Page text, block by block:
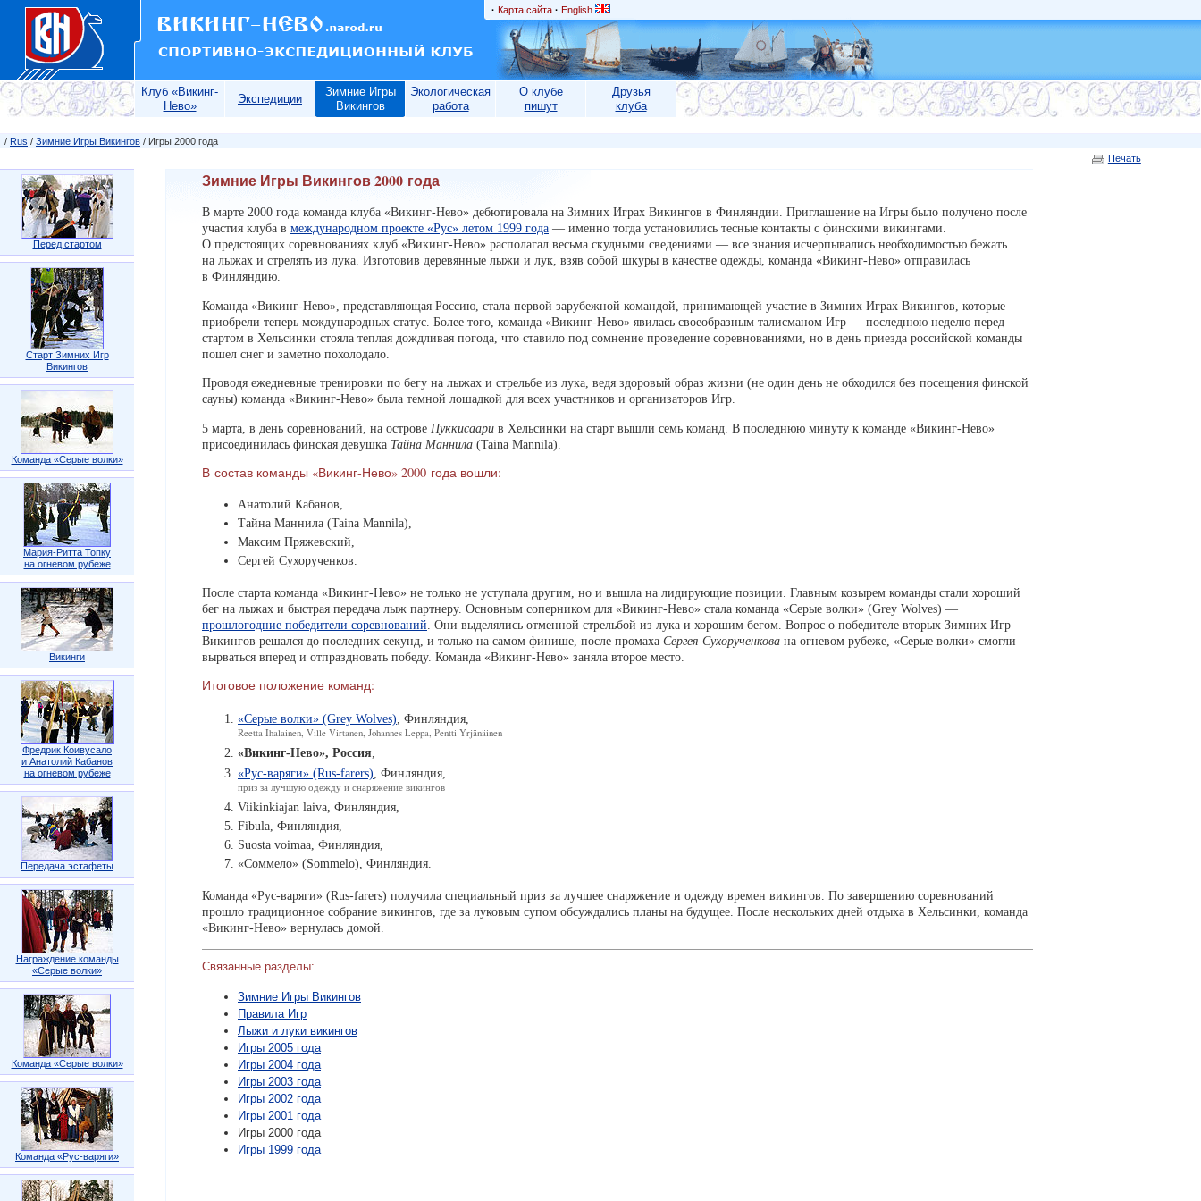
· Карта сайта · English
Клуб «Викинг-
Нево»
Экспедиции
Зимние Игры
Викингов
Экологическая
работа
О клубе
пишут
Друзья
клуба
/ Rus / Зимние Игры Викингов / Игры 2000 года
Печать
Зимние Игры Викингов 2000 года
В марте 2000 года команда клуба «Викинг-Нево» дебютировала на Зимних Играх Викингов в Финляндии. Приглашение на Игры было получено после
участия клуба в международном проекте «Рус» летом 1999 года — именно тогда установились тесные контакты с финскими викингами.
О предстоящих соревнованиях клуб «Викинг-Нево» располагал весьма скудными сведениями — все знания исчерпывались необходимостью бежать
на лыжах и стрелять из лука. Изготовив деревянные лыжи и лук, взяв собой шкуры в качестве одежды, команда «Викинг-Нево» отправилась
в Финляндию.
Команда «Викинг-Нево», представляющая Россию, стала первой зарубежной командой, принимающей участие в Зимних Играх Викингов, которые
приобрели теперь международных статус. Более того, команда «Викинг-Нево» явилась своеобразным талисманом Игр — последнюю неделю перед
стартом в Хельсинки стояла теплая дождливая погода, что ставило под сомнение проведение соревнованиями, но в день приезда российской команды
пошел снег и заметно похолодало.
Проводя ежедневные тренировки по бегу на лыжах и стрельбе из лука, ведя здоровый образ жизни (не один день не обходился без посещения финской
сауны) команда «Викинг-Нево» была темной лошадкой для всех участников и организаторов Игр.
5 марта, в день соревнований, на острове Пуккисаари в Хельсинки на старт вышли семь команд. В последнюю минуту к команде «Викинг-Нево»
присоединилась финская девушка Тайна Маннила (Taina Mannila).
В состав команды «Викинг-Нево» 2000 года вошли:
Анатолий Кабанов,
Тайна Маннила (Taina Mannila),
Максим Пряжевский,
Сергей Сухорученков.
После старта команда «Викинг-Нево» не только не уступала другим, но и вышла на лидирующие позиции. Главным козырем команды стали хороший
бег на лыжах и быстрая передача лыж партнеру. Основным соперником для «Викинг-Нево» стала команда «Серые волки» (Grey Wolves) —
прошлогодние победители соревнований . Они выделялись отменной стрельбой из лука и хорошим бегом. Вопрос о победителе вторых Зимних Игр
Викингов решался до последних секунд, и только на самом финише, после промаха Сергея Сухорученкова на огневом рубеже, «Серые волки» смогли
вырваться вперед и отпраздновать победу. Команда «Викинг-Нево» заняла второе место.
Итоговое положение команд:
«Серые волки» (Grey Wolves), Финляндия,
Reetta Ihalainen, Ville Virtanen, Johannes Leppa, Pentti Yrjänäinen
«Викинг-Нево», Россия,
«Рус-варяги» (Rus-farers), Финляндия,
приз за лучшую одежду и снаряжение викингов
Viikinkiajan laiva, Финляндия,
Fibula, Финляндия,
Suosta voimaa, Финляндия,
«Соммело» (Sommelo), Финляндия.
Команда «Рус-варяги» (Rus-farers) получила специальный приз за лучшее снаряжение и одежду времен викингов. По завершению соревнований
прошло традиционное собрание викингов, где за луковым супом обсуждались планы на будущее. После нескольких дней отдыха в Хельсинки, команда
«Викинг-Нево» вернулась домой.
Связанные разделы:
Зимние Игры Викингов
Правила Игр
Лыжи и луки викингов
Игры 2005 года
Игры 2004 года
Игры 2003 года
Игры 2002 года
Игры 2001 года
Игры 2000 года
Игры 1999 года
Перед стартом
Старт Зимних Игр
Викингов
Команда «Серые волки»
Мария-Ритта Топку
на огневом рубеже
Викинги
Фредрик Коивусало
и Анатолий Кабанов
на огневом рубеже
Передача эстафеты
Награждение команды
«Серые волки»
Команда «Серые волки»
Команда «Рус-варяги»